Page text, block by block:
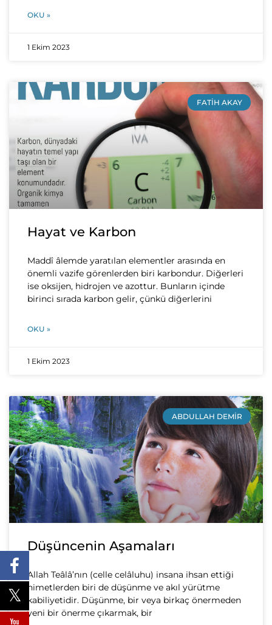
OKU »
1 Ekim 2023
FATIH AKAY
Hayat ve Karbon
Maddî âlemde yaratılan elementler arasında en
önemli vazife görenlerden biri karbondur. Diğerleri
ise oksijen, hidrojen ve azottur. Bunların içinde
birinci sırada karbon gelir, çünkü diğerlerini
OKU »
1 Ekim 2023
ABDULLAH DEMIR
Düşüncenin Aşamaları
Allah Teâlâ’nın (celle celâluhu) insana ihsan ettiği
nimetlerden biri de düşünme ve akıl yürütme
kabiliyetidir. Düşünme, bir veya birkaç önermeden
yeni bir önerme çıkarmak, bir